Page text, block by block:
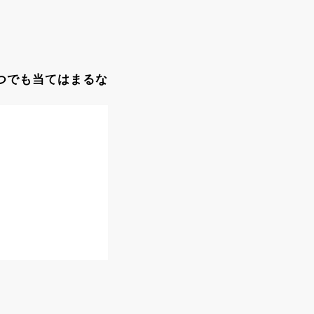
でも当てはまるな